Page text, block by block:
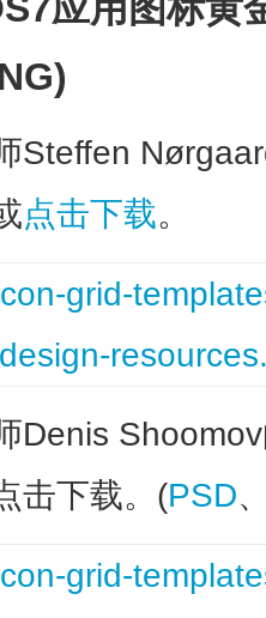
Steffen
点击下载。
Denis
击下载。(PSD